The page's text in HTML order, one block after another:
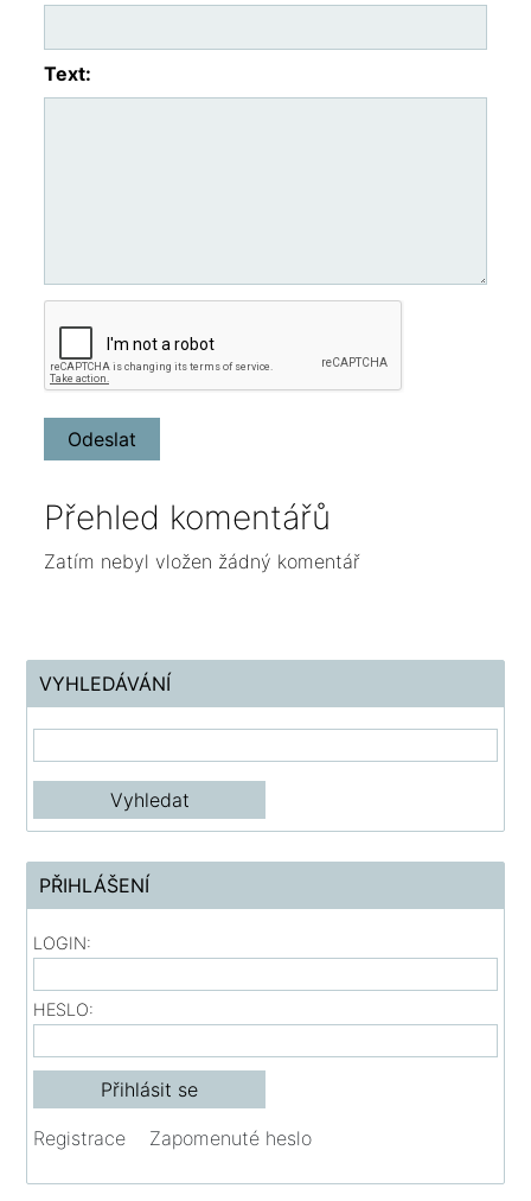
Text:
Přehled komentářů
Zatím nebyl vložen žádný komentář
VYHLEDÁVÁNÍ
PŘIHLÁŠENÍ
LOGIN:
HESLO:
Registrace Zapomenuté heslo